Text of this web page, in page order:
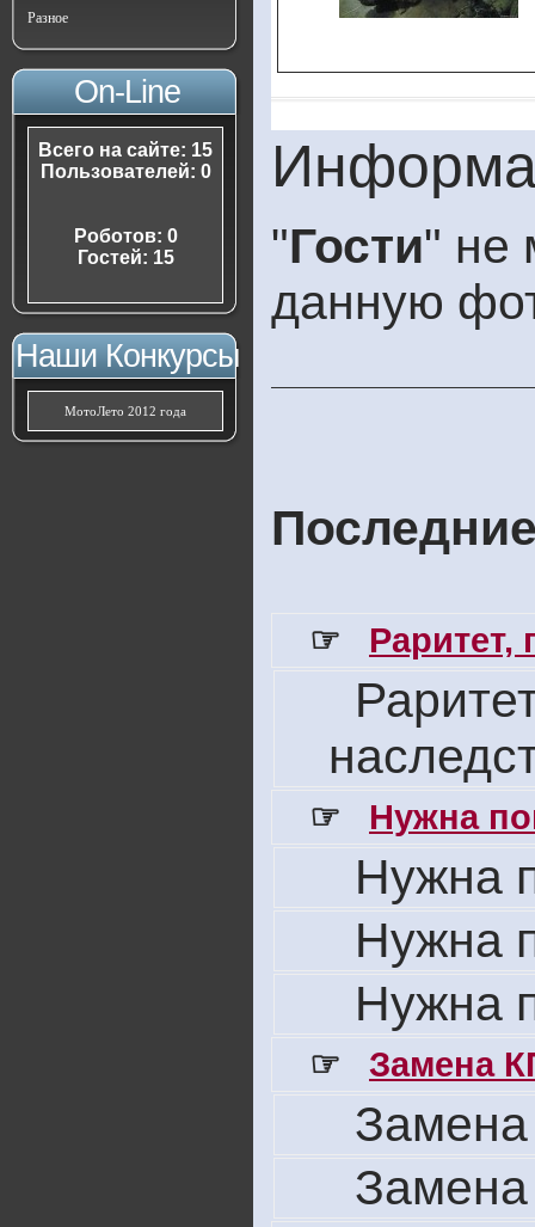
Разное
On-Line
Всего на сайте: 15
Пользователей: 0
Роботов: 0
Гостей: 15
Наши Конкурсы
МотоЛето 2012 года
"Гости" не
данную
☞ Раритет,
☞ Нужна
Нужна
Нужна
Нужна
☞ Замена